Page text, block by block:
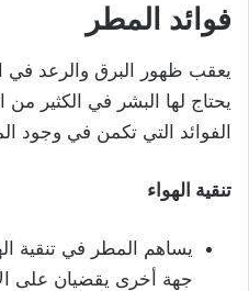
فوائد المطر
يعقب ظهور البرق والرعد في
يحتاج لها البشر في الكثير
الفوائد التي تكمن في وجود
تنقية الهواء
يساهم المطر في تنقية
جهة أخرى يقضيان على